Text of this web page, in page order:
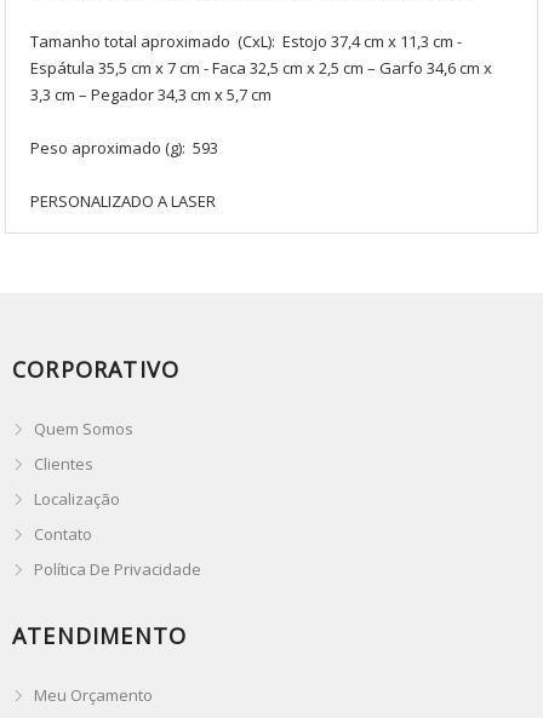
Tamanho total aproximado (CxL): Estojo 37,4 cm x 11,3 cm -
Espátula 35,5 cm x 7 cm - Faca 32,5 cm x 2,5 cm – Garfo 34,6 cm x
3,3 cm – Pegador 34,3 cm x 5,7 cm
Peso aproximado (g): 593
PERSONALIZADO A LASER
CORPORATIVO
Quem Somos
Clientes
Localização
Contato
Política De Privacidade
ATENDIMENTO
Meu Orçamento